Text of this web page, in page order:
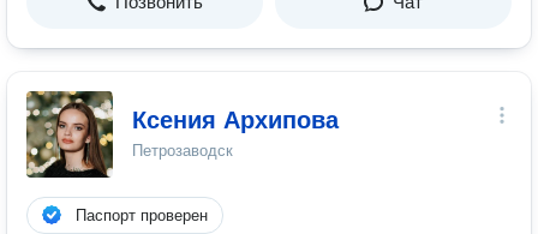
Ксения Архипова
Петрозаводск
Паспорт проверен